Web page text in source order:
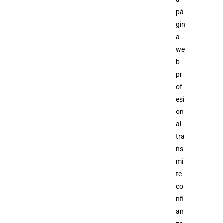
pá
gin
a
we
b
pr
of
esi
on
al
tra
ns
mi
te
co
nfi
an